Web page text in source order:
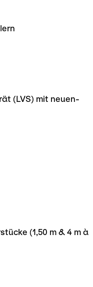
(LVS) mit neuen-
(1,50 m & 4 m à